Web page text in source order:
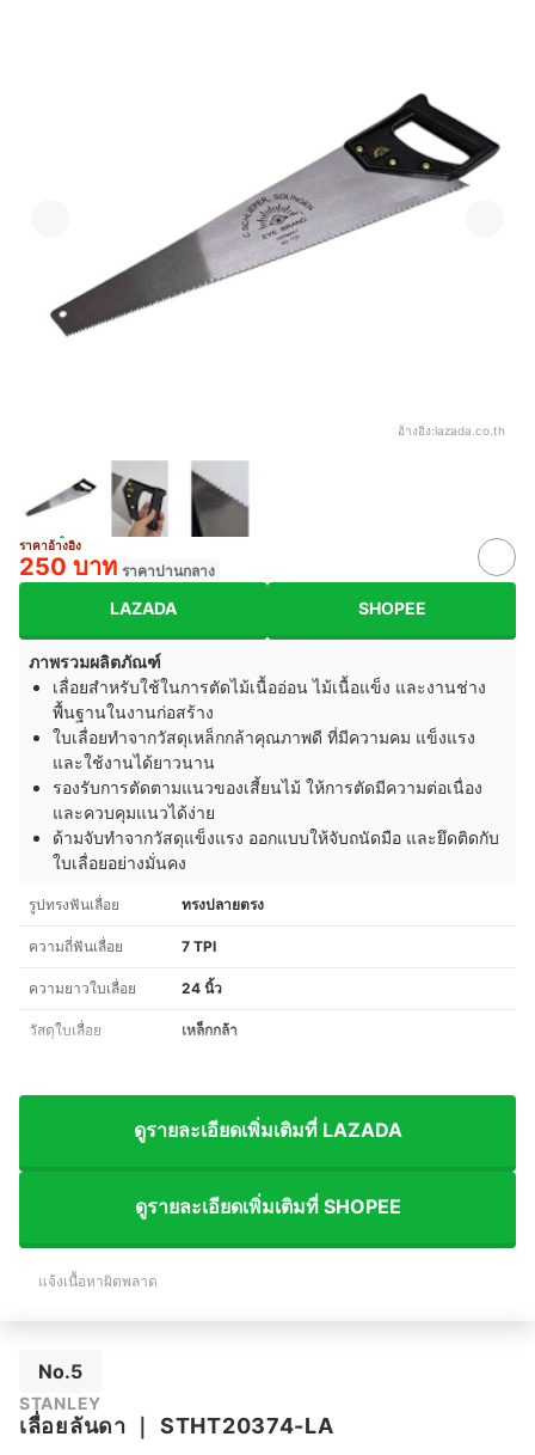
อ้างอิง:lazada.co.th
ราคาอ้างอิง
250 บาท ราคาปานกลาง
LAZADA SHOPEE
ภาพรวมผลิตภัณฑ์
เลื่อยสำหรับใช้ในการตัดไม้เนื้ออ่อน ไม้เนื้อแข็ง และงานช่าง
พื้นฐานในงานก่อสร้าง
ใบเลื่อยทำจากวัสดุเหล็กกล้าคุณภาพดี ที่มีความคม แข็งแรง
และใช้งานได้ยาวนาน
รองรับการตัดตามแนวของเสี้ยนไม้ ให้การตัดมีความต่อเนื่อง
และควบคุมแนวได้ง่าย
ด้ามจับทำจากวัสดุแข็งแรง ออกแบบให้จับถนัดมือ และยึดติดกับ
ใบเลื่อยอย่างมั่นคง
รูปทรงฟันเลื่อย ทรงปลายตรง
ความถี่ฟันเลื่อย 7 TPI
ความยาวใบเลื่อย 24 นิ้ว
วัสดุใบเลื่อย เหล็กกล้า
ดูรายละเอียดเพิ่มเติมที่ LAZADA
ดูรายละเอียดเพิ่มเติมที่ SHOPEE
แจ้งเนื้อหาผิดพลาด
No.5
STANLEY
เลื่อยลันดา STHT20374-LA